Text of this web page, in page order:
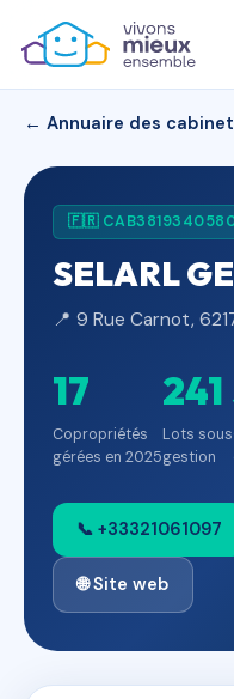
← Annuaire des
🇫🇷
SELARL
📍 9 Rue Carnot,
17
Copropriétés
gérées en 2025
241
Lots sous
gestion
📞 +33321061097
🌐 Site web